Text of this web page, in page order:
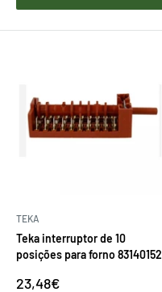
TEKA
Teka interruptor de 10
posições para forno 83140152
Preço
23,48€